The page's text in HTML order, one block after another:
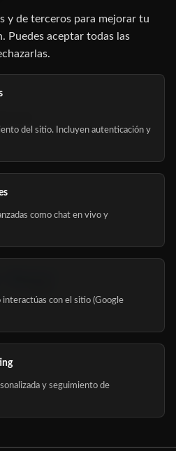
Madrid
y de terceros para mejorar tu
Puedes aceptar todas las
del sitio. Incluyen autenticación y
como chat en vivo y
interactúas con el sitio (Google
y seguimiento de